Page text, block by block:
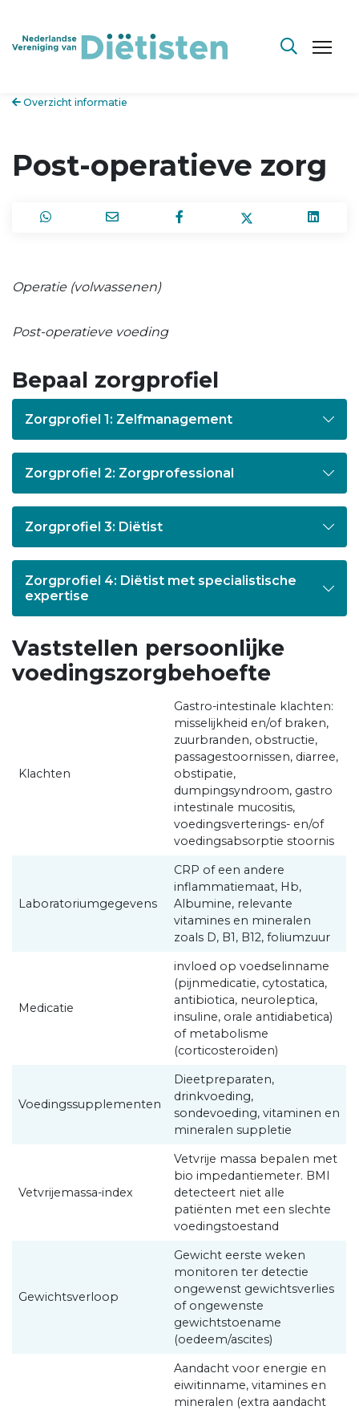
Overzicht informatie
Post-operatieve zorg
Operatie (volwassenen)
Post-operatieve voeding
Bepaal zorgprofiel
Zorgprofiel 1: Zelfmanagement
Zorgprofiel 2: Zorgprofessional
Zorgprofiel 3: Diëtist
Zorgprofiel 4: Diëtist met specialistische
expertise
Vaststellen persoonlijke
voedingszorgbehoefte
Klachten
Gastro-intestinale klachten:
misselijkheid en/of braken,
zuurbranden, obstructie,
passagestoornissen, diarree,
obstipatie,
dumpingsyndroom, gastro
intestinale mucositis,
voedingsverterings- en/of
voedingsabsorptie stoornis
Laboratoriumgegevens
CRP of een andere
inflammatiemaat, Hb,
Albumine, relevante
vitamines en mineralen
zoals D, B1, B12, foliumzuur
Medicatie
invloed op voedselinname
(pijnmedicatie, cytostatica,
antibiotica, neuroleptica,
insuline, orale antidiabetica)
of metabolisme
(corticosteroïden)
Voedingssupplementen
Dieetpreparaten,
drinkvoeding,
sondevoeding, vitaminen en
mineralen suppletie
Vetvrijemassa-index
Vetvrije massa bepalen met
bio impedantiemeter. BMI
detecteert niet alle
patiënten met een slechte
voedingstoestand
Gewichtsverloop
Gewicht eerste weken
monitoren ter detectie
ongewenst gewichtsverlies
of ongewenste
gewichtstoename
(oedeem/ascites)
Aandacht voor energie en
eiwitinname, vitamines en
mineralen (extra aandacht